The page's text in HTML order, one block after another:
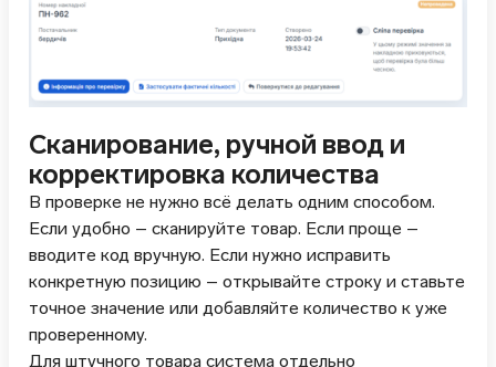
Сканирование, ручной ввод и
корректировка количества
В проверке не нужно всё делать одним способом.
Если удобно – сканируйте товар. Если проще –
вводите код вручную. Если нужно исправить
конкретную позицию – открывайте строку и ставьте
точное значение или добавляйте количество к уже
проверенному.
Для штучного товара система отдельно